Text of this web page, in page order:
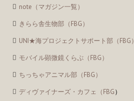
note（マガジン一覧）
きらら舎生物部（FBG）
UNI★海プロジェクトサポート部（FBG）
モバイル顕微鏡くらぶ（FBG）
ちっちゃアニマル部（FBG）
ディヴァイナーズ・カフェ（FBG）